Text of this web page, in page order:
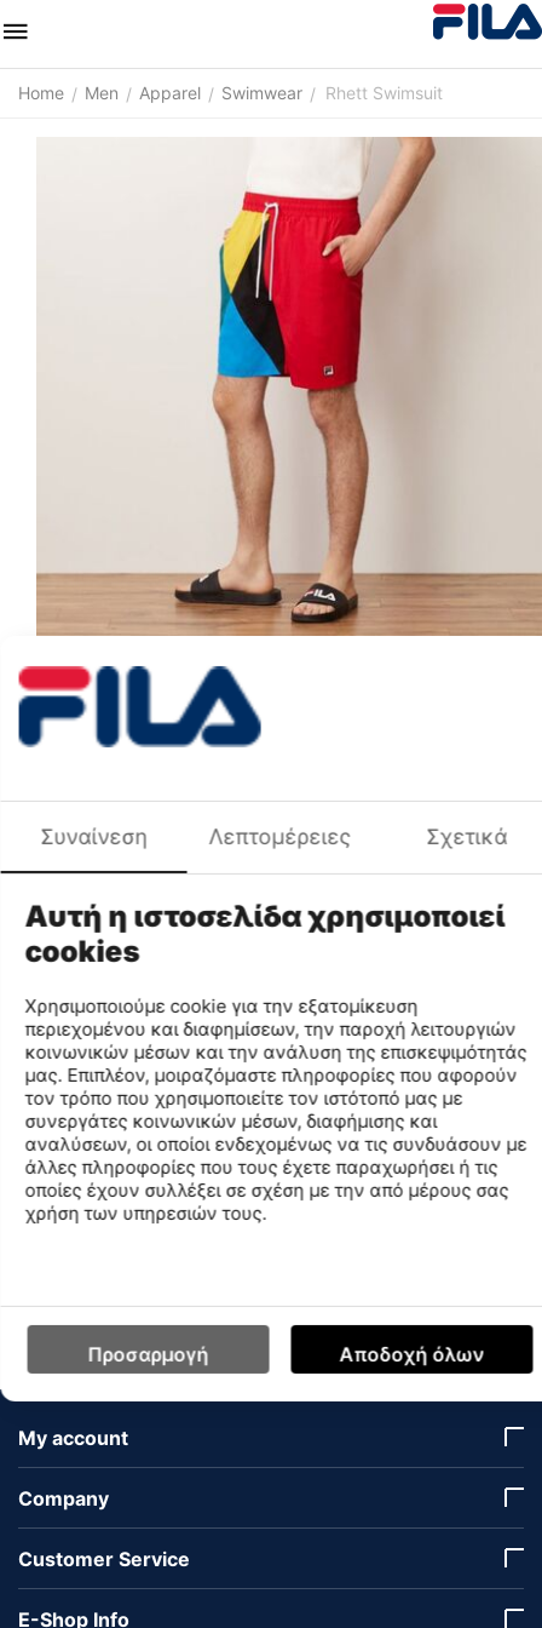
Home / Men / Apparel / Swimwear / Rhett Swimsuit
Rhett Swimsuit
€ 1999
S
M
(EU: S US: S UK: - CM: -)
+
− Add to cart
Gender
Description
These unique asymmetrically designed swim shorts
feature a solid-colored left leg and a contrasting four-color
geometric block on the left leg.
Availability In Stores
My account
Company
Customer Service
E-Shop Info
Συναίνεση Λεπτομέρειες Σχετικά
Αυτή η ιστοσελίδα χρησιμοποιεί
cookies
Χρησιμοποιούμε cookie για την εξατομίκευση
περιεχομένου και διαφημίσεων, την παροχή λειτουργιών
κοινωνικών μέσων και την ανάλυση της επισκεψιμότητάς
μας. Επιπλέον, μοιραζόμαστε πληροφορίες που αφορούν
τον τρόπο που χρησιμοποιείτε τον ιστότοπό μας με
συνεργάτες κοινωνικών μέσων, διαφήμισης και
αναλύσεων, οι οποίοι ενδεχομένως να τις συνδυάσουν με
άλλες πληροφορίες που τους έχετε παραχωρήσει ή τις
οποίες έχουν συλλέξει σε σχέση με την από μέρους σας
χρήση των υπηρεσιών τους.
Προσαρμογή Αποδοχή όλων